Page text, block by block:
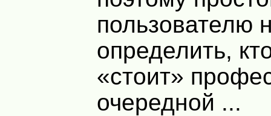
пользователю
определить,
«стоит»
очередной ...